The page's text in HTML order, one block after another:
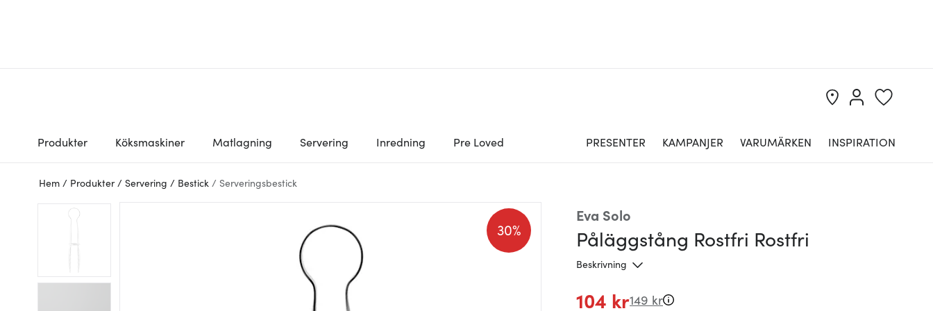
Produkter Köksmaskiner Matlagning Servering Inredning Pre Loved PRESENTER KAMPANJER VARUMÄRKEN INSPIRATION
Hem / Produkter / Servering / Bestick / Serveringsbestick
Eva Solo
Påläggstång Rostfri Rostfri
Beskrivning
30%
104 kr149 kr